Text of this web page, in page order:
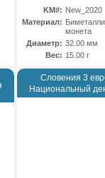
KM#: New_2020
Материал:
монета
Диаметр: 32.00 мм
Вес: 15.00 г
Словения 3
Национальный